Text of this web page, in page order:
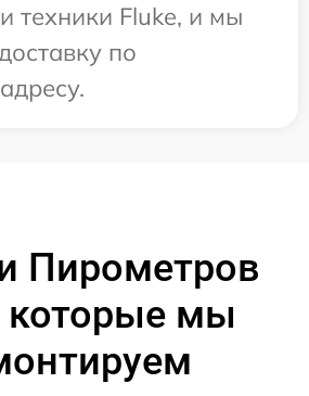
техники Fluke, и мы
по
Пирометров
которые мы